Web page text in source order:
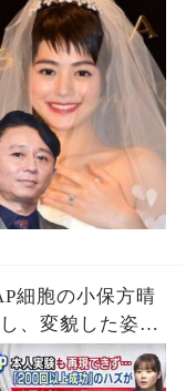
細胞の小保方晴
、変貌した姿に